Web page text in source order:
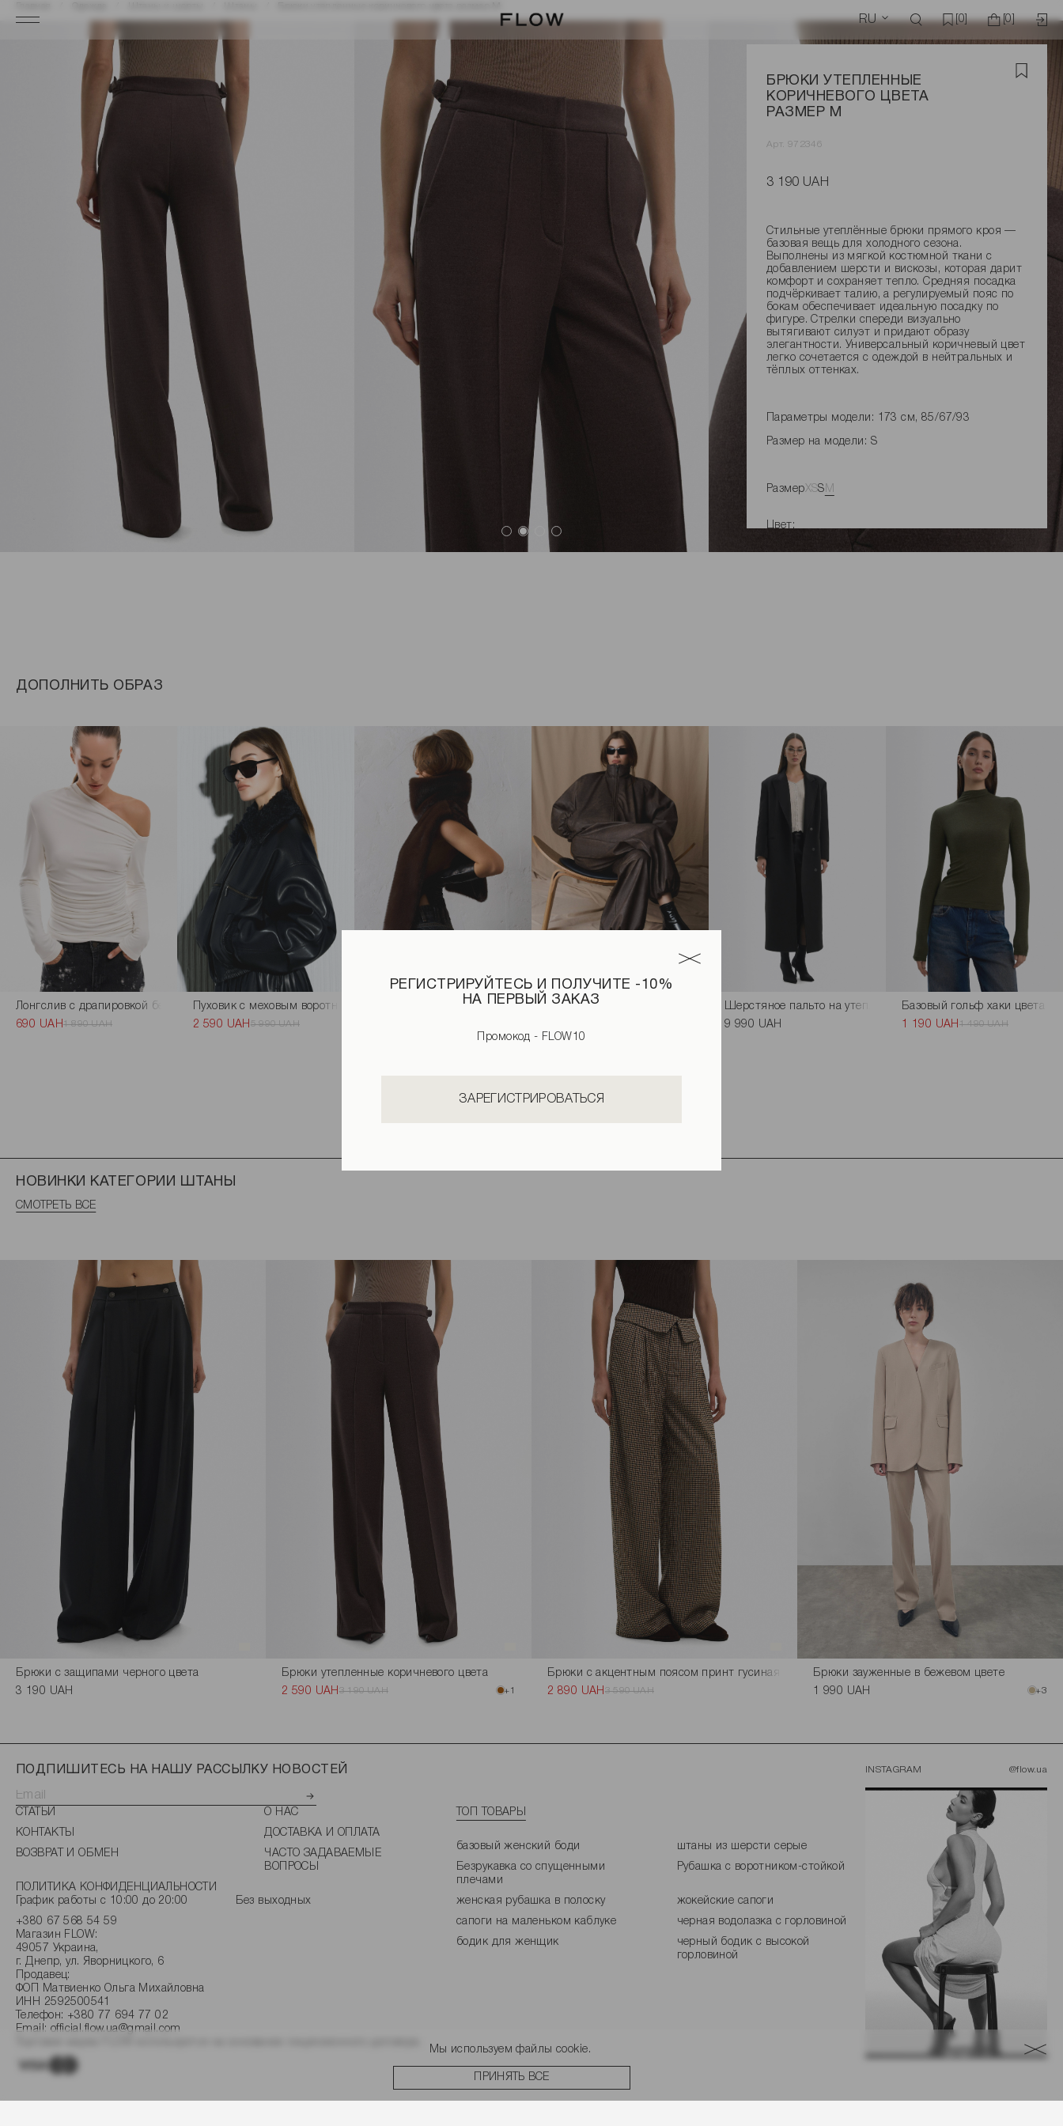
РЕГИСТРИРУЙТЕСЬ И ПОЛУЧИТЕ -10%
НА ПЕРВЫЙ ЗАКАЗ
Промокод - FLOW10
ЗАРЕГИСТРИРОВАТЬСЯ
RU [0] [0]
БРЮКИ УТЕПЛЕННЫЕ
КОРИЧНЕВОГО ЦВЕТА
РАЗМЕР M
Арт. 972346
3 190 UAH
Стильные утеплённые брюки прямого кроя —
базовая вещь для холодного сезона.
Выполнены из мягкой костюмной ткани с
добавлением шерсти и вискозы, которая дарит
комфорт и сохраняет тепло. Средняя посадка
подчёркивает талию, а регулируемый пояс по
бокам обеспечивает идеальную посадку по
фигуре. Стрелки спереди визуально
вытягивают силуэт и придают образу
элегантности. Универсальный коричневый цвет
легко сочетается с одеждой в нейтральных и
тёплых оттенках.
Параметры модели: 173 см, 85/67/93
Размер на модели: S
РазмерXSS M
Цвет:
Характеристики товара
Доставка и оплата
Наличие в магазинах
Обмен и возврат
ДОПОЛНИТЬ ОБРАЗ
Лонгслив с драпировкой белого цвета
690 UAH1 890 UAH
Пуховик с меховым воротником черного цвета
2 590 UAH 5 990 UAH
Манишка из эко-меха коричневого цветаПуховик из эко-кожи с винтажным эффектом коричневого цвета
Шерстяное пальто на утеплителе черного цвета
9 990 UAH
Базовый гольф хаки цвета
1 190 UAH 1 490 UAH
НОВИНКИ КАТЕГОРИИ ШТАНЫ
СМОТРЕТЬ ВСЕ
Брюки с защипами черного цвета
3 190 UAH
Брюки утепленные коричневого цвета
2 590 UAH 3 190 UAH +1
Брюки с акцентным поясом принт гусиная лапка
2 890 UAH 3 590 UAH
Брюки зауженные в бежевом цвете
1 990 UAH
+3
ПОДПИШИТЕСЬ НА НАШУ РАССЫЛКУ НОВОСТЕЙ
СТАТЬИ
О НАС
КОНТАКТЫ
ДОСТАВКА И ОПЛАТА
ВОЗВРАТ И ОБМЕН
ЧАСТО ЗАДАВАЕМЫЕ
ВОПРОСЫ
ПОЛИТИКА КОНФИДЕНЦИАЛЬНОСТИ
График работы с 10:00 до 20:00
Без выходных
+380 67 568 54 59
Магазин FLOW:
49057 Украина,
г. Днепр, ул. Яворницкого, 6
Продавец:
ФОП Матвиенко Ольга Михайловна
ИНН 2592500541
Телефон: +380 77 694 77 02
Email: official.flow.ua@gmail.com
ТОП ТОВАРЫ
базовый женский боди
штаны из шерсти серые
Безрукавка со спущенными
плечами
Рубашка с воротником-стойкой
женская рубашка в полоску
жокейские сапоги
сапоги на маленьком каблуке
черная водолазка с горловиной
бодик для женщик
черный бодик с высокой
горловиной
INSTAGRAM @flow.ua
Мы используем файлы cookie.
ПРИНЯТЬ ВСЕ